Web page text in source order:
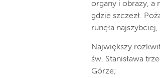
organy i obrazy, a
gdzie szczezł.
runęła
Największy
św. Stanisława
Górze;